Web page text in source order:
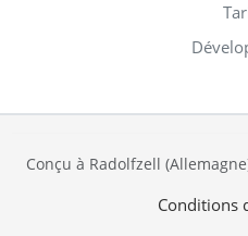
Conçu à Radolfzell
Conditions